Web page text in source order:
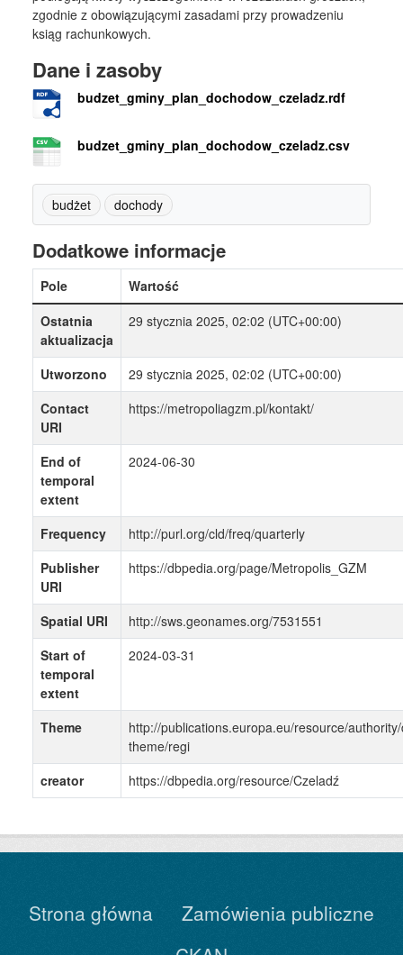
zgodnie z obowiązującymi zasadami przy prowadzeniu
ksiąg rachunkowych.
Dane i zasoby
budzet_gminy_plan_dochodow_czeladz.rdf
budzet_gminy_plan_dochodow_czeladz.csv
budżet dochody
Dodatkowe informacje
Pole
Wartość
Ostatnia
aktualizacja
29 stycznia 2025, 02:02 (UTC+00:00)
Utworzono
29 stycznia 2025, 02:02 (UTC+00:00)
Contact
URI
https://metropoliagzm.pl/kontakt/
End of
temporal
extent
2024-06-30
Frequency
http://purl.org/cld/freq/quarterly
Publisher
URI
https://dbpedia.org/page/Metropolis_GZM
Spatial URI
http://sws.geonames.org/7531551
Start of
temporal
extent
2024-03-31
Theme
http://publications.europa.eu/resource/
theme/regi
creator
https://dbpedia.org/resource/Czeladź
Strona główna
Zamówienia publiczne